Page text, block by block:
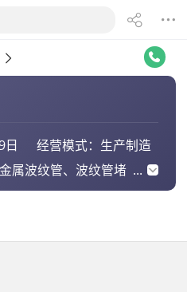
日 经营模式： 生产制造
属波纹管、波纹管堵